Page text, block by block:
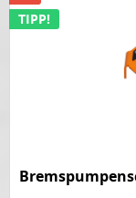
TIPP!